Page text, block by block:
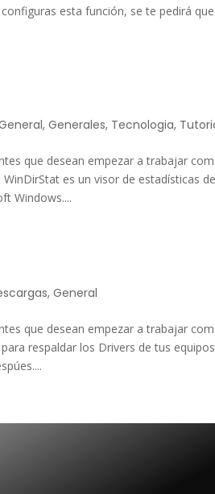
esta función, se te pedirá
,Generales, Tecnologia,
que desean empezar a trabajar
es un visor de estadísticas
Windows....
,General
que desean empezar a trabajar
respaldar los Drivers de tus